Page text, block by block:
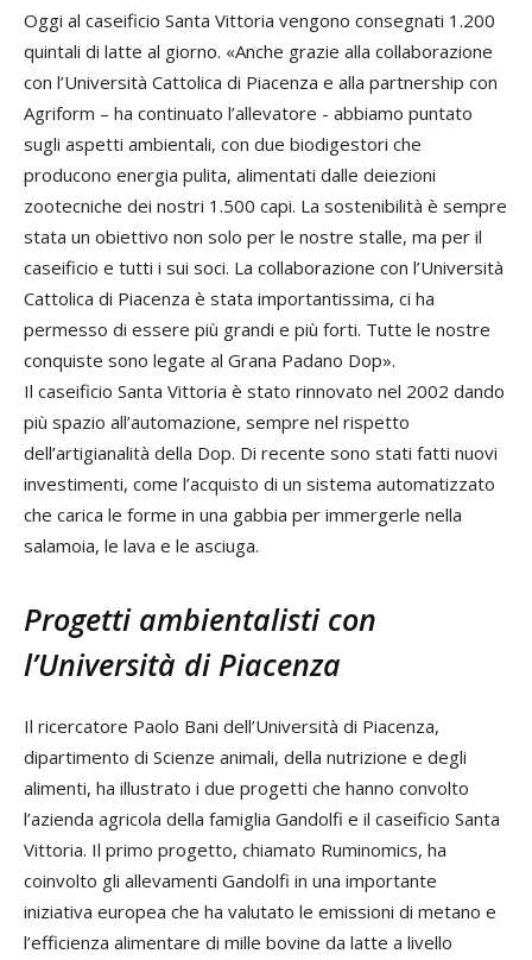
Oggi al caseificio Santa Vittoria vengono consegnati 1.200
quintali di latte al giorno. «Anche grazie alla collaborazione
con l’Università Cattolica di Piacenza e alla partnership con
Agriform – ha continuato l’allevatore - abbiamo puntato
sugli aspetti ambientali, con due biodigestori che
producono energia pulita, alimentati dalle deiezioni
zootecniche dei nostri 1.500 capi. La sostenibilità è sempre
stata un obiettivo non solo per le nostre stalle, ma per il
caseificio e tutti i sui soci. La collaborazione con l’Università
Cattolica di Piacenza è stata importantissima, ci ha
permesso di essere più grandi e più forti. Tutte le nostre
conquiste sono legate al Grana Padano Dop».
Il caseificio Santa Vittoria è stato rinnovato nel 2002 dando
più spazio all’automazione, sempre nel rispetto
dell’artigianalità della Dop. Di recente sono stati fatti nuovi
investimenti, come l’acquisto di un sistema automatizzato
che carica le forme in una gabbia per immergerle nella
salamoia, le lava e le asciuga.
Progetti ambientalisti con
l’Università di Piacenza
Il ricercatore Paolo Bani dell’Università di Piacenza,
dipartimento di Scienze animali, della nutrizione e degli
alimenti, ha illustrato i due progetti che hanno convolto
l’azienda agricola della famiglia Gandolfi e il caseificio Santa
Vittoria. Il primo progetto, chiamato Ruminomics, ha
coinvolto gli allevamenti Gandolfi in una importante
iniziativa europea che ha valutato le emissioni di metano e
l’efficienza alimentare di mille bovine da latte a livello